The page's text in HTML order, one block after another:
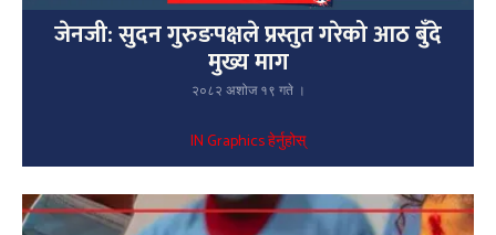
जेनजी: सुदन गुरुङपक्षले प्रस्तुत गरेको आठ बुँदे
मुख्य माग
२०८२ अशोज १९ गते ।
IN Graphics हेर्नुहोस्